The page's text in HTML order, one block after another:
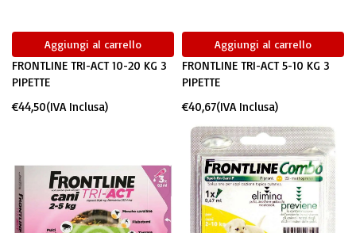
Aggiungi al carrello
FRONTLINE TRI-ACT 10-20 KG 3
PIPETTE
€44,50(IVA Inclusa)
Aggiungi al carrello
FRONTLINE TRI-ACT 5-10 KG 3
PIPETTE
€40,67(IVA Inclusa)